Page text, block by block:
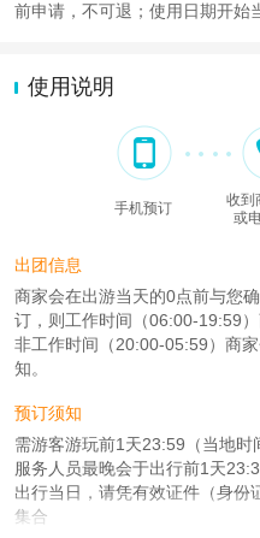
前申请，不可退；使用日期开始
使用说明
手机预订
收到
或
出团信息
商家会在出游当天的0点前与您
订，则工作时间（06:00-19:59
非工作时间（20:00-05:59）商
知。
预订须知
需游客游玩前1天23:59（当地时
服务人员最晚会于出行前1天
出行当日，请凭有效证件（身份
集合